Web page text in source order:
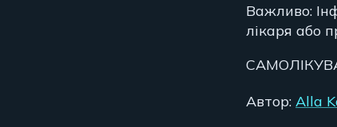
Важливо:
лікаря або
Автор: Alla